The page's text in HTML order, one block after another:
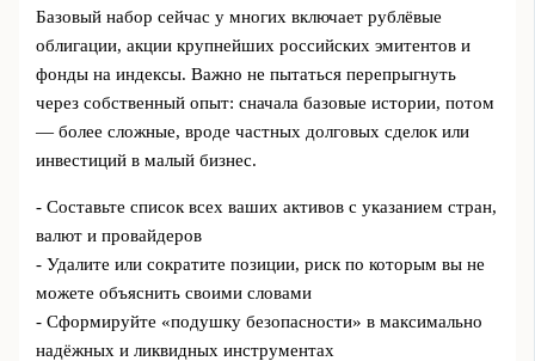
Базовый набор сейчас у многих включает рублёвые
облигации, акции крупнейших российских эмитентов и
фонды на индексы. Важно не пытаться перепрыгнуть
через собственный опыт: сначала базовые истории, потом
— более сложные, вроде частных долговых сделок или
инвестиций в малый бизнес.
- Составьте список всех ваших активов с указанием стран,
валют и провайдеров
- Удалите или сократите позиции, риск по которым вы не
можете объяснить своими словами
- Сформируйте «подушку безопасности» в максимально
надёжных и ликвидных инструментах